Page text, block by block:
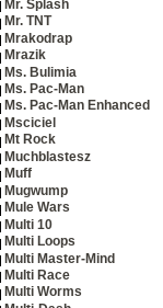
Mr. Splash
Mr. TNT
Mrakodrap
Mrazik
Ms. Bulimia
Ms. Pac-Man
Ms. Pac-Man Enhanced
Msciciel
Mt Rock
Muchblastesz
Muff
Mugwump
Mule Wars
Multi 10
Multi Loops
Multi Master-Mind
Multi Race
Multi Worms